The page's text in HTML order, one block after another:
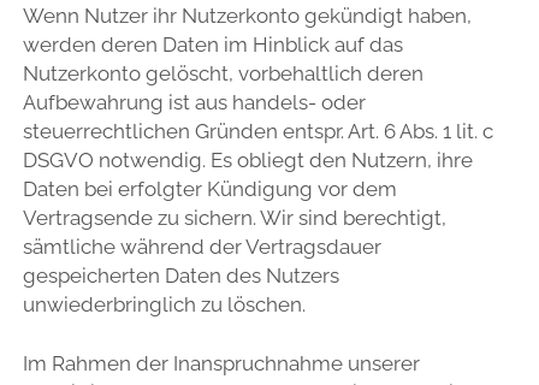
Wenn Nutzer ihr Nutzerkonto gekündigt haben,
werden deren Daten im Hinblick auf das
Nutzerkonto gelöscht, vorbehaltlich deren
Aufbewahrung ist aus handels- oder
steuerrechtlichen Gründen entspr. Art. 6 Abs. 1 lit. c
DSGVO notwendig. Es obliegt den Nutzern, ihre
Daten bei erfolgter Kündigung vor dem
Vertragsende zu sichern. Wir sind berechtigt,
sämtliche während der Vertragsdauer
gespeicherten Daten des Nutzers
unwiederbringlich zu löschen.
Im Rahmen der Inanspruchnahme unserer